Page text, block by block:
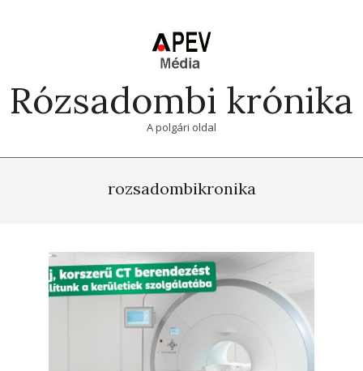
Rózsadombi krónika
A polgári oldal
rozsadombikronika